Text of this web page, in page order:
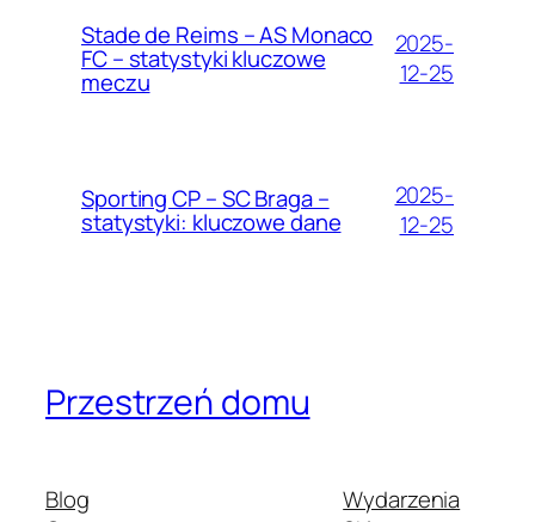
Stade de Reims – AS Monaco
FC – statystyki kluczowe
meczu
2025-
12-25
Sporting CP – SC Braga –
statystyki: kluczowe dane
2025-
12-25
Przestrzeń domu
Blog
Wydarzenia